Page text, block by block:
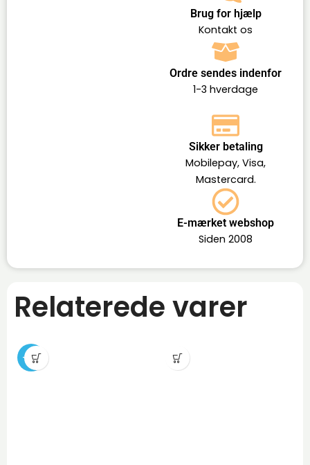
Brug for hjælp
Kontakt os
Ordre sendes indenfor
1-3 hverdage
Sikker betaling
Mobilepay, Visa,
Mastercard.
E-mærket webshop
Siden 2008
Relaterede varer
-16%